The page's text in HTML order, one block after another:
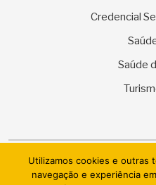
Credencial
Saúde
© 2026 SESC Sergipe -
direitos
Utilizamos cookies e outras
navegação e experiência